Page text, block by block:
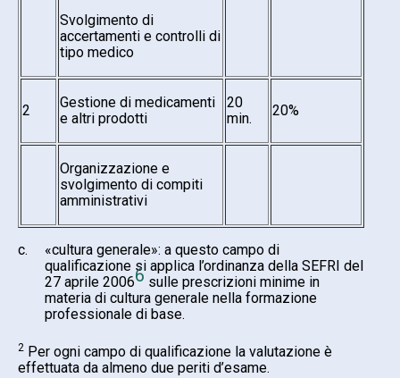
Svolgimento di
accertamenti e controlli di
tipo medico
2
Gestione di medicamenti
e altri prodotti
20
min.
20%
Organizzazione e
svolgimento di compiti
amministrativi
c.
«cultura generale»: a questo campo di
qualificazione si applica l’ordinanza della SEFRI del
27 aprile 20066 sulle prescrizioni minime in
materia di cultura generale nella formazione
professionale di base.
2 Per ogni campo di qualificazione la valutazione è
effettuata da almeno due periti d’esame.